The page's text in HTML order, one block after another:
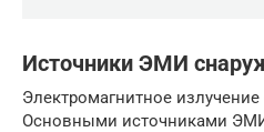
Источники ЭМИ
Электромагнитное
Основными источниками